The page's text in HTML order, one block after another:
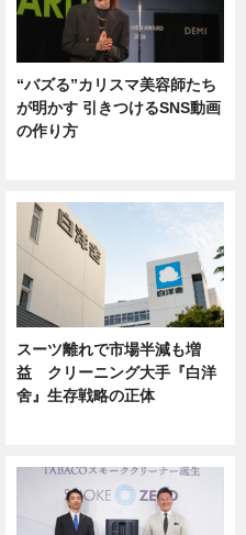
“バズる”カリスマ美容師たち
が明かす 引きつけるSNS動画
の作り方
スーツ離れで市場半減も増
益 クリーニング大手『白洋
舍』生存戦略の正体